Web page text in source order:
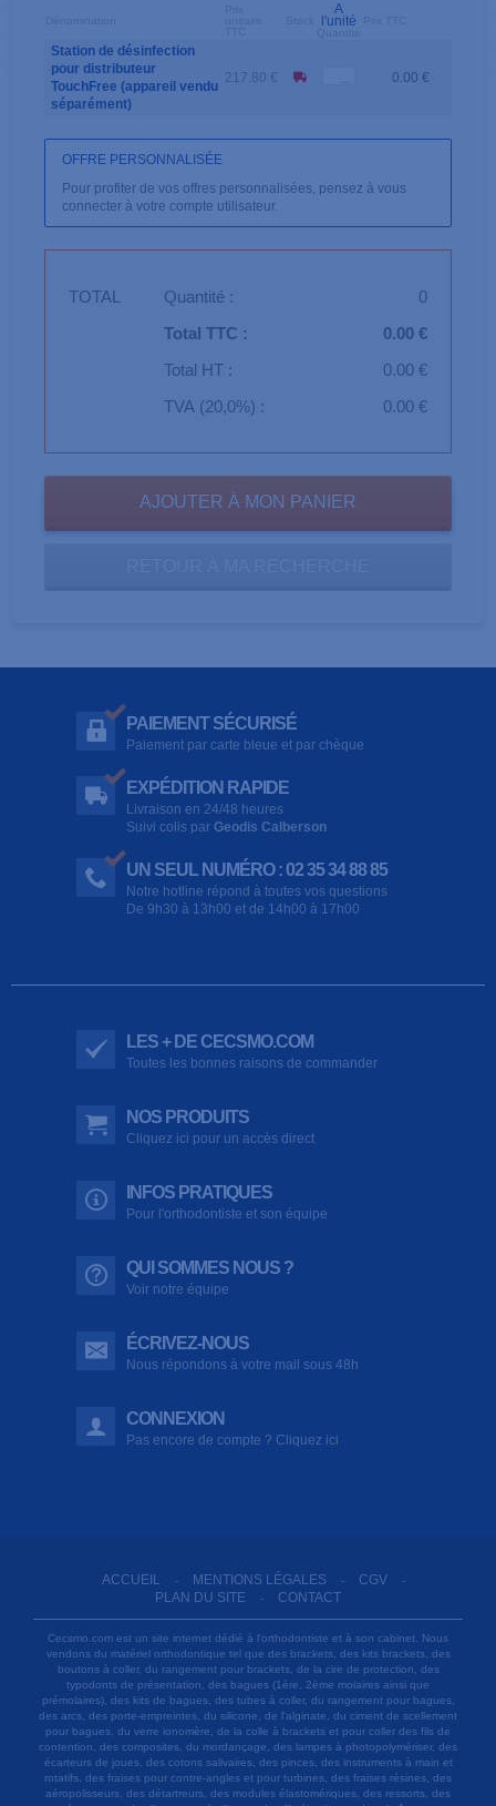
A
l'unité
Station de désinfection
pour distributeur
TouchFree (appareil vendu
séparément)
217.80 € 0.00 €
OFFRE PERSONNALISÉE
Pour profiter de vos offres personnalisées, pensez à vous
connecter à votre compte utilisateur.
TOTAL Quantité :
0
Total TTC :
0.00 €
Total HT :
0.00 €
TVA (20,0%) :
0.00 €
PAIEMENT SÉCURISÉ
Paiement par carte bleue et par chèque
EXPÉDITION RAPIDE
Livraison en 24/48 heures
Suivi colis par Geodis Calberson
UN SEUL NUMÉRO : 02 35 34 88 85
Notre hotline répond à toutes vos questions
De 9h30 à 13h00 et de 14h00 à 17h00
LES + DE CECSMO.COM
Toutes les bonnes raisons de commander
NOS PRODUITS
Cliquez ici pour un accès direct
INFOS PRATIQUES
Pour l'orthodontiste et son équipe
QUI SOMMES NOUS ?
Voir notre équipe
ÉCRIVEZ-NOUS
Nous répondons à votre mail sous 48h
CONNEXION
Pas encore de compte ? Cliquez ici
ACCUEIL - MENTIONS LÉGALES - CGV -
PLAN DU SITE - CONTACT
Cecsmo.com est un site internet dédié à l'orthodontiste et à son cabinet. Nous
vendons du matériel orthodontique tel que des brackets, des kits brackets, des
boutons à coller, du rangement pour brackets, de la cire de protection, des
typodonts de présentation, des bagues (1ère, 2ème molaires ainsi que
prémolaires), des kits de bagues, des tubes à coller, du rangement pour bagues,
des arcs, des porte-empreintes, du silicone, de l'alginate, du ciment de scellement
pour bagues, du verre ionomère, de la colle à brackets et pour coller des fils de
contention, des composites, du mordançage, des lampes à photopolymériser, des
écarteurs de joues, des cotons salivaires, des pinces, des instruments à main et
rotatifs, des fraises pour contre-angles et pour turbines, des fraises résines, des
aéropolisseurs, des détartreurs, des modules élastomériques, des ressorts, des